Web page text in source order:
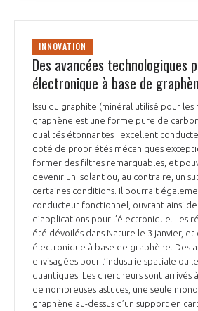
INNOVATION
Des avancées technologiques
électronique à base de
Issu du graphite (minéral utilisé pour les
graphène est une forme pure de
qualités étonnantes : excellent
doté de propriétés mécaniques
former des filtres remarquables, et
devenir un isolant ou, au contraire, un
certaines conditions. Il pourrait
conducteur fonctionnel, ouvrant ainsi
d’applications pour l’électronique. Les
été dévoilés dans Nature le 3 janvier, et
électronique à base de graphène. Des
envisagées pour l’industrie spatiale ou
quantiques. Les chercheurs sont arrivés
de nombreuses astuces, une seule
graphène au-dessus d’un support en